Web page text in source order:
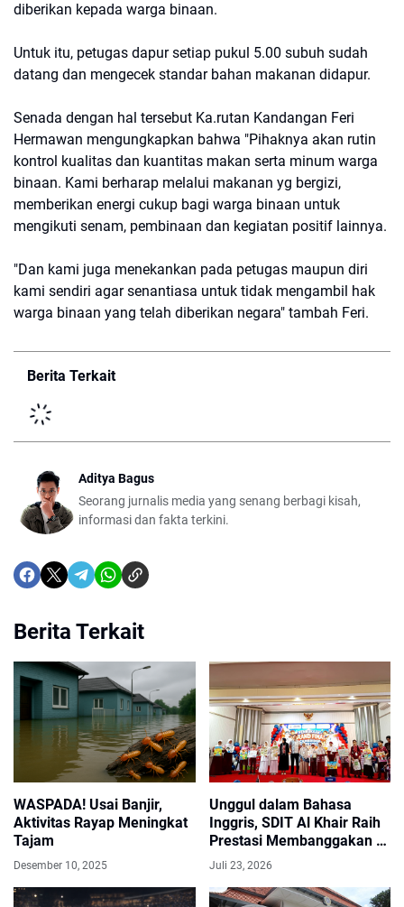
diberikan kepada warga binaan.
Untuk itu, petugas dapur setiap pukul 5.00 subuh sudah
datang dan mengecek standar bahan makanan didapur.
Senada dengan hal tersebut Ka.rutan Kandangan Feri
Hermawan mengungkapkan bahwa "Pihaknya akan rutin
kontrol kualitas dan kuantitas makan serta minum warga
binaan. Kami berharap melalui makanan yg bergizi,
memberikan energi cukup bagi warga binaan untuk
mengikuti senam, pembinaan dan kegiatan positif lainnya.
"Dan kami juga menekankan pada petugas maupun diri
kami sendiri agar senantiasa untuk tidak mengambil hak
warga binaan yang telah diberikan negara" tambah Feri.
Berita Terkait
Aditya Bagus
Seorang jurnalis media yang senang berbagi kisah,
informasi dan fakta terkini.
Berita Terkait
WASPADA! Usai Banjir,
Aktivitas Rayap Meningkat
Tajam
Desember 10, 2025
Unggul dalam Bahasa
Inggris, SDIT Al Khair Raih
Prestasi Membanggakan di
Cambridge Competition
Juli 23, 2026